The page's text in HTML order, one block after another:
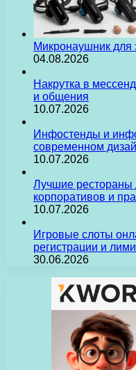
Микронаушник для
04.08.2026
Накрутка в
и общения
10.07.2026
Инфостенды и
современном
10.07.2026
Лучшие рестораны
корпоративов и
10.07.2026
Игровые слоты
регистрации и
30.06.2026